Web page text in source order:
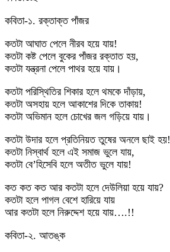
কবিতা-১. রক্তাক্ত পাঁজর
কতটা আঘাত পেলে নীরব হয়ে যায়!
কতটা কষ্ট পেলে বুকের পাঁজর রক্তাত হয়,
কতটা যন্ত্রনা পেলে পাথর হয়ে যায়।
কতটা পরিস্থিতির শিকার হলে থমকে দাঁড়ায়,
কতটা অসহায় হলে আকাশের দিকে তাকায়!
কতটা অভিমান হলে চোখের জল গড়িয়ে যায়।
কতটা উদার হলে প্রতিনিয়ত তুষের অনলে ছাই হয়!
কতটা নিস্বার্থ হলে এই সমাজ ভুলে যায়,
কতটা বে’হিসেবি হলে অতীত ভুলে যায়!
কত কত কত আর কতটা হলে দেউলিয়া হয়ে যায়?
কতটা হলে পাগল বেশে হারিয়ে যায়
আর কতটা হলে নিরুদ্দেশ হয়ে যায়….!!
কবিতা-২. আতঙ্ক